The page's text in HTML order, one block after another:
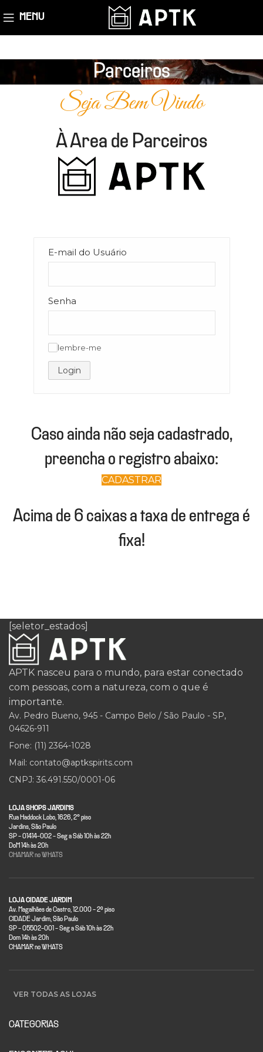
MENU
Parceiros
Seja Bem Vindo
À Area de Parceiros
E-mail do Usuário
Senha
lembre-me
Login
Caso ainda não seja cadastrado,
preencha o registro abaixo:
CADASTRAR
Acima de 6 caixas a taxa de entrega é
fixa!
[seletor_estados]
APTK nasceu para o mundo, para estar conectado
com pessoas, com a natureza, com o que é
importante.
Av. Pedro Bueno, 945 - Campo Belo / São Paulo - SP,
04626-911
Fone: (11) 2364-1028
Mail: contato@aptkspirits.com
CNPJ: 36.491.550/0001-06
LOJA SHOPS JARDINS
Rua Haddock Lobo, 1626, 2° piso
Jardins, São Paulo
SP - 01414-002 - Seg a Sáb 10h às 22h
DoM 14h às 20h
CHAMAR no WHATS
LOJA CIDADE JARDIM
Av. Magalhães de Castro, 12.000 - 2º piso
CIDADE Jardim, São Paulo
SP - 05502-001 - Seg a Sáb 10h às 22h
Dom 14h às 20h
CHAMAR no WHATS
VER TODAS AS LOJAS
CATEGORIAS